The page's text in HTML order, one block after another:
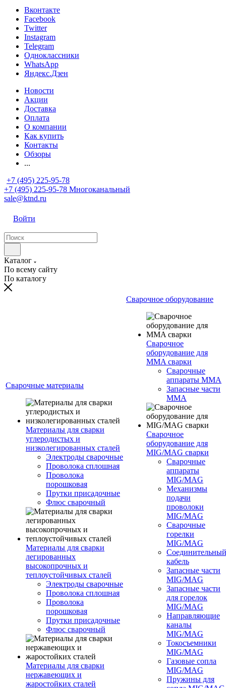
Вконтакте
Facebook
Twitter
Instagram
Telegram
Одноклассники
WhatsApp
Яндекс.Дзен
Новости
Акции
Доставка
Оплата
О компании
Как купить
Контакты
Обзоры
...
+7 (495) 225-95-78
+7 (495) 225-95-78 Многоканальный
sale@ktnd.ru
Войти
Каталог
По всему сайту
По каталогу
Сварочные материалы
Материалы для сварки
углеродистых и
низколегированных сталей
Электроды сварочные
Проволока сплошная
Проволока
порошковая
Прутки присадочные
Флюс сварочный
Материалы для сварки
легированных
высокопрочных и
теплоустойчивых сталей
Электроды сварочные
Проволока сплошная
Проволока
порошковая
Прутки присадочные
Флюс сварочный
Материалы для сварки
нержавеющих и
жаростойких сталей
Сварочное оборудование
Сварочное
оборудование для
MMA сварки
Сварочные
аппараты MMA
Запасные части
MMA
Сварочное
оборудование для
MIG/MAG сварки
Сварочные
аппараты
MIG/MAG
Механизмы
подачи
проволоки
MIG/MAG
Сварочные
горелки
MIG/MAG
Соединительный
кабель
Запасные части
MIG/MAG
Запасные части
для горелок
MIG/MAG
Направляющие
каналы
MIG/MAG
Токосъемники
MIG/MAG
Газовые сопла
MIG/MAG
Пружины для